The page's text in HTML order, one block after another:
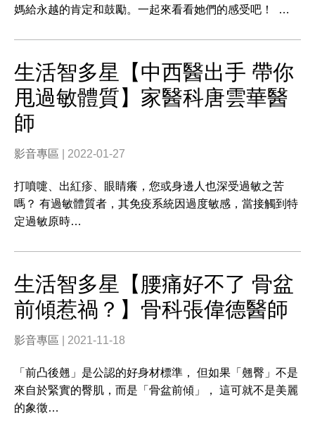
媽給永越的肯定和鼓勵。一起來看看她們的感受吧！ …
生活智多星【中西醫出手 帶你
甩過敏體質】家醫科唐雲華醫
師
影音專區 | 2022-01-27
打噴嚏、出紅疹、眼睛癢，您或身邊人也深受過敏之苦
嗎？ 有過敏體質者，其免疫系統因過度敏感，當接觸到特
定過敏原時…
生活智多星【腰痛好不了 骨盆
前傾惹禍？】骨科張偉德醫師
影音專區 | 2021-11-18
「前凸後翹」是公認的好身材標準， 但如果「翹臀」不是
來自於緊實的臀肌，而是「骨盆前傾」， 這可就不是美麗
的象徵…